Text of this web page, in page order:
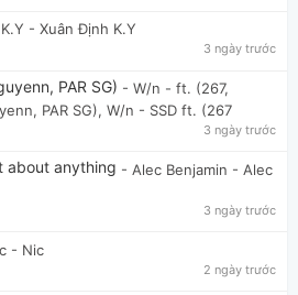
- Xuân Định K.Y
3 ngày trước
PAR SG) - W/n - ft. (267,
PAR SG), W/n - SSD ft. (267
3 ngày trước
about anything - Alec Benjamin - Alec
3 ngày trước
- Nic
2 ngày trước